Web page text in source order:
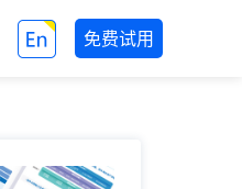
免费试用